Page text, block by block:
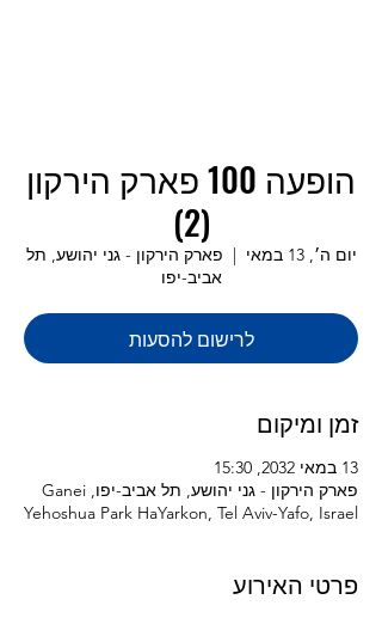
הופעה 100 פארק הירקון
(2)
יום ה׳, 13 במאי
  |
פארק הירקון - גני יהושע, תל
אביב-יפו
לרישום להסעות
זמן ומיקום
13 במאי 2032, 15:30
פארק הירקון - גני יהושע, תל אביב-יפו, Ganei
Yehoshua Park HaYarkon, Tel Aviv-Yafo, Israel
פרטי האירוע